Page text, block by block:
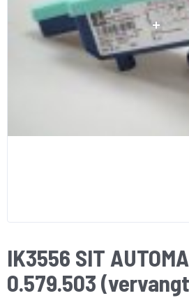
IK3556 SIT
0.579.503